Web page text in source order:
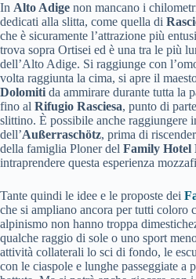
In Alto Adige non mancano i
dedicati alla slitta, come quella di
che è sicuramente l’attrazione più
trova sopra Ortisei ed è una tra le più
dell’Alto Adige. Si raggiunge con
volta raggiunta la cima, si apre il
Dolomiti da ammirare durante tutta la
fino al Rifugio Rasciesa, punto di
slittino. È possibile anche raggiungere
dell’Außerraschötz, prima di
della famiglia Ploner del Family Hotel
intraprendere questa esperienza
Tante quindi le idee e le proposte dei
che si ampliano ancora per tutti coloro
alpinismo non hanno troppa
qualche raggio di sole o uno sport
attività collaterali lo sci di fondo, le
con le ciaspole e lunghe passeggiate a